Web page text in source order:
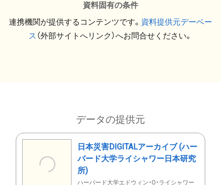
資料固有の条件
連携機関が提供するコンテンツです。 資料提供元デーベー
ス （外部サイトへリンク）へお問合せください。
データの提供元
日本災害DIGITALアーカイブ (ハー
バード大学ライシャワー日本研究
所)
ハーバード大学エドウィン・O・ライシャワー